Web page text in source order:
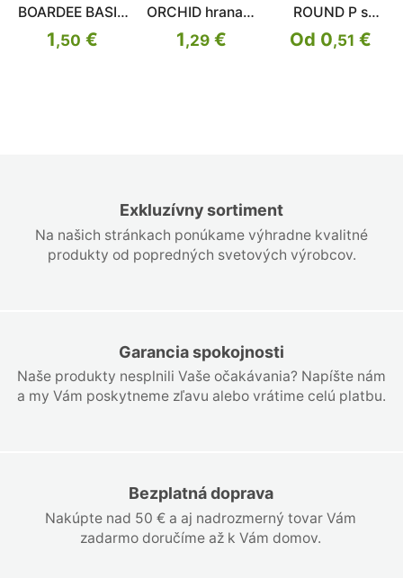
Exkluzívny sortiment
Na našich stránkach ponúkame výhradne kvalitné
produkty od popredných svetových výrobcov.
Garancia spokojnosti
Naše produkty nesplnili Vaše očakávania? Napíšte nám
a my Vám poskytneme zľavu alebo vrátime celú platbu.
Bezplatná doprava
Nakúpte nad 50 € a aj nadrozmerný tovar Vám
zadarmo doručíme až k Vám domov.
BOARDEE BASIC
antracit 14,4cm
1,50 €
ORCHID hranatý
antracit 13,2cm
1,29€
ROUND P s
miskou
Od 0,51 €